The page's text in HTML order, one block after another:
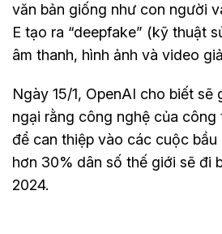
văn bản giống như con người
E tạo ra “deepfake” (kỹ thuật
âm thanh, hình ảnh và video
Ngày 15/1, OpenAI cho biết sẽ
ngại rằng công nghệ của công
để can thiệp vào các cuộc
hơn 30% dân số thế giới sẽ đi
2024.